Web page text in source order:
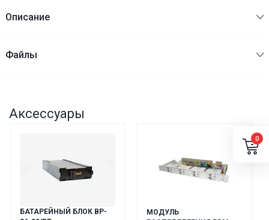
Описание
Файлы
Аксессуары
БАТАРЕЙНЫЙ БЛОК BP-
МОДУЛЬ
0